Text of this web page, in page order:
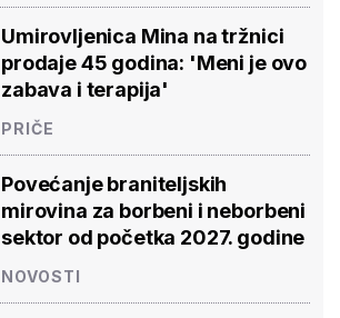
Umirovljenica Mina na tržnici
prodaje 45 godina: 'Meni je ovo
zabava i terapija'
PRIČE
Povećanje braniteljskih
mirovina za borbeni i neborbeni
sektor od početka 2027. godine
NOVOSTI